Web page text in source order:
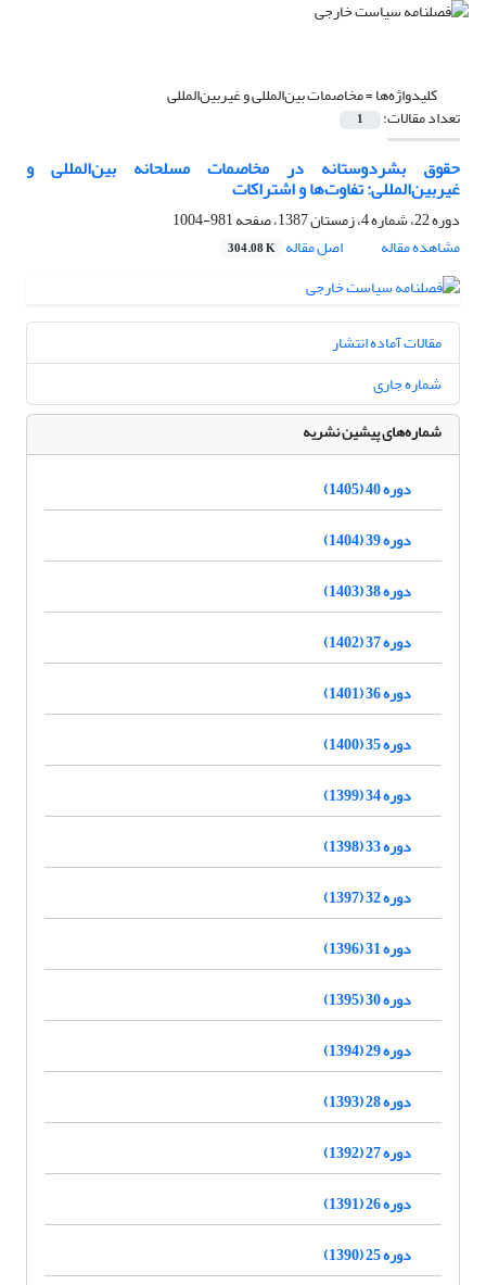
کلیدواژه‌ها =مخاصمات بین‌المللی و غیربین‌المللی
تعداد مقالات: 1
حقوق بشردوستانه در مخاصمات مسلحانه ‏بین‌المللی و
غیربین‌المللی: تفاوت‌ها و اشتراکات
دوره 22، شماره 4، زمستان 1387، صفحه
981-1004
مشاهده مقاله
اصل مقاله 304.08 K
مقالات آماده انتشار
شماره جاری
شماره‌های پیشین نشریه
دوره 40 (1405)
دوره 39 (1404)
دوره 38 (1403)
دوره 37 (1402)
دوره 36 (1401)
دوره 35 (1400)
دوره 34 (1399)
دوره 33 (1398)
دوره 32 (1397)
دوره 31 (1396)
دوره 30 (1395)
دوره 29 (1394)
دوره 28 (1393)
دوره 27 (1392)
دوره 26 (1391)
دوره 25 (1390)